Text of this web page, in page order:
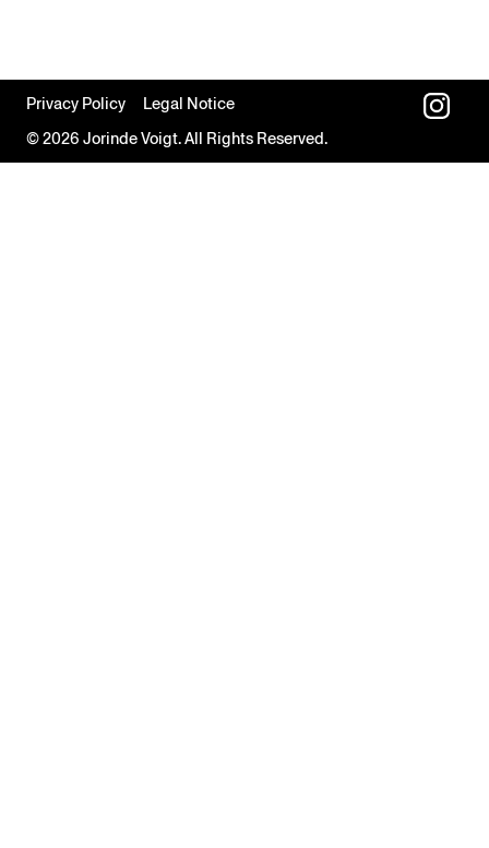
Privacy Policy
Legal Notice
© 2026 Jorinde Voigt. All Rights Reserved.